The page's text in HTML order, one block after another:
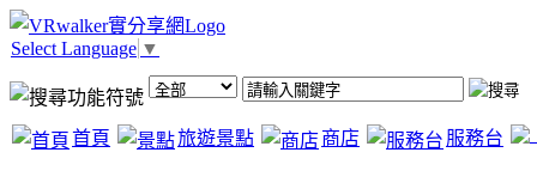
Select Language ▼
首頁 旅遊景點 商店 服務台